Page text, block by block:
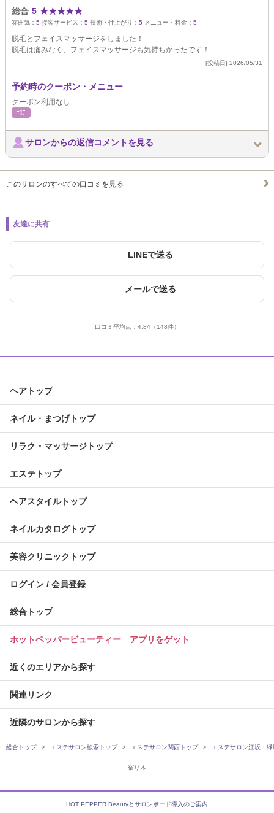
宿り木
総合 5 ★★★★★
雰囲気： 5 接客サービス： 5 技術・仕上がり： 5 メニュー・料金： 5
脱毛とフェイスマッサージをしました！
脱毛は痛みなく、フェイスマッサージも気持ちかったです！
[投稿日] 2026/05/31
予約時のクーポン・メニュー
クーポン利用なし
ｴｽﾃ
サロンからの返信コメントを見る
このサロンのすべての口コミを見る
友達に共有
LINEで送る
メールで送る
口コミ平均点： 4.84（148件）
ヘアトップ
ネイル・まつげトップ
リラク・マッサージトップ
エステトップ
ヘアスタイルトップ
ネイルカタログトップ
美容クリニックトップ
ログイン / 会員登録
総合トップ
ホットペッパービューティー アプリをゲット
近くのエリアから探す
関連リンク
近隣のサロンから探す
総合トップ エステサロン検索トップ エステサロン関西トップ エステサロン江坂・
HOT PEPPER Beautyとサロンボード導入のご案内